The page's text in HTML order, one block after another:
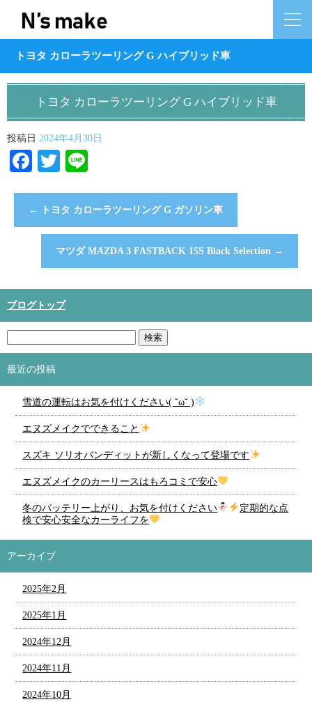
トヨタ カローラツーリング G ハイブリッド車
トヨタ カローラツーリング G ハイブリッド車
投稿日 2024年4月30日
Facebook
Twitter
← トヨタ カローラツーリング G ガソリン車
マツダ MAZDA 3 FASTBACK 15S Black Selection →
ブログトップ
最近の投稿
雪道の運転はお気を付けください( ˘ω˘ )
エヌズメイクでできること
スズキ ソリオバンディットが新しくなって登場です
エヌズメイクのカーリースはもろコミで安心
冬のバッテリー上がり、お気を付けください
定期的な点
検で安心安全なカーライフを
アーカイブ
2025年2月
2025年1月
2024年12月
2024年11月
2024年10月